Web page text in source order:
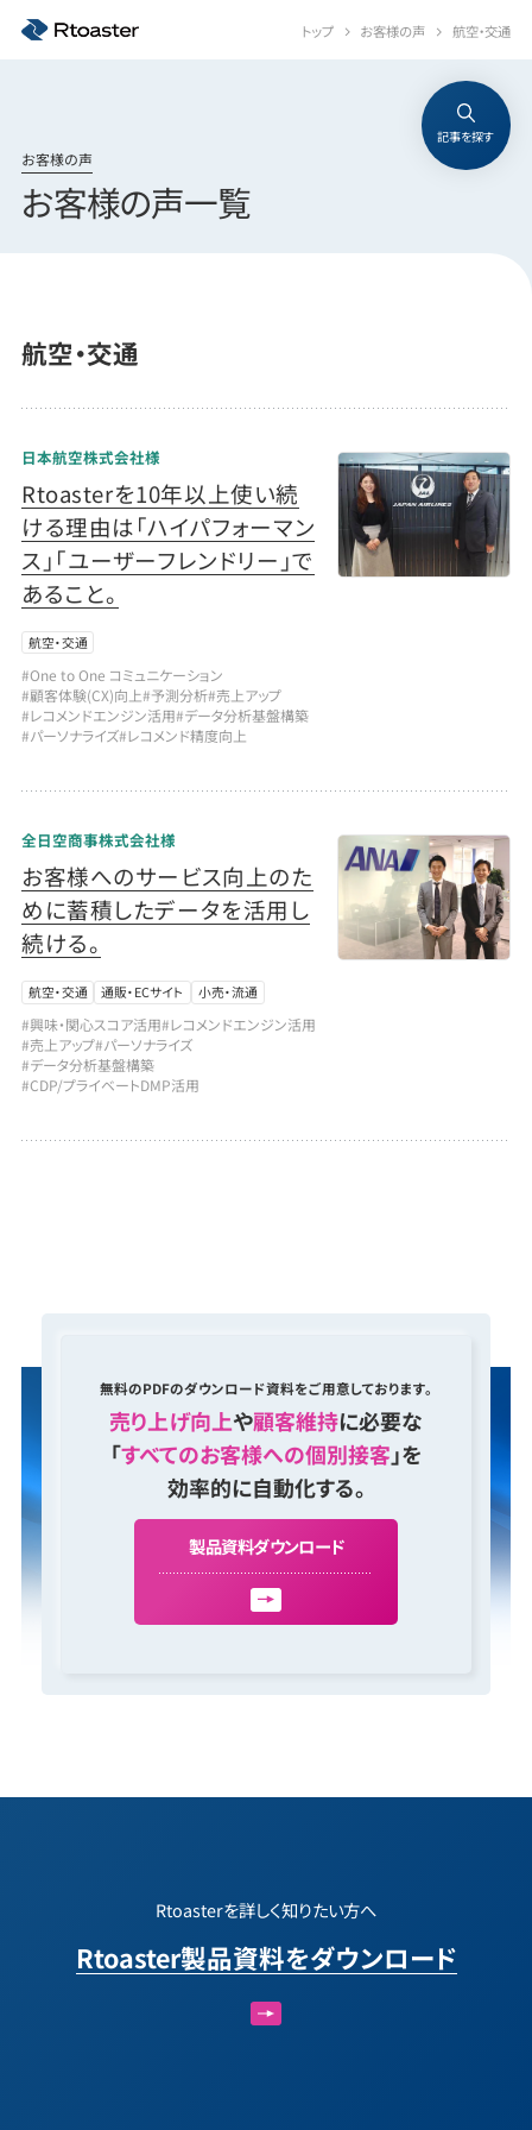
トップ お客様の声 航空・交通
お客様の声
お客様の声一覧
記事を探す
航空・交通
日本航空株式会社様
Rtoasterを10年以上使い続
ける理由は「ハイパフォーマン
ス」「ユーザーフレンドリー」で
あること。
航空・交通
#One to One コミュニケーション
#顧客体験(CX)向上#予測分析#売上アップ
#レコメンドエンジン活用#データ分析基盤構築
#パーソナライズ#レコメンド精度向上
全日空商事株式会社様
お客様へのサービス向上のた
めに蓄積したデータを活用し
続ける。
航空・交通 通販・ECサイト 小売・流通
#興味・関心スコア活用#レコメンドエンジン活用
#売上アップ#パーソナライズ
#データ分析基盤構築
#CDP/プライベートDMP活用
無料のPDFのダウンロード資料をご用意しております。
売り上げ向上や顧客維持に必要な
「すべてのお客様への個別接客」を
効率的に自動化する。
製品資料ダウンロード
Rtoasterを詳しく知りたい方へ
Rtoaster製品資料をダウンロード